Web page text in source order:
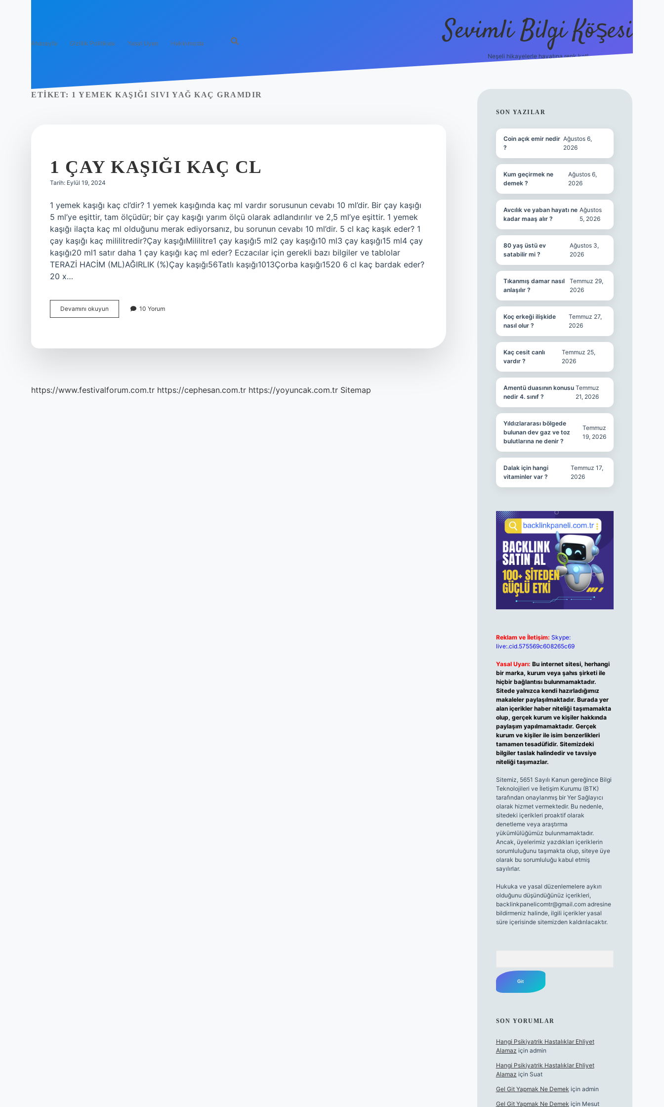
Anasayfa Gizlilik Politikası Yasal Uyarı Hakkımızda Sevimli Bilgi Köşesi
Neşeli hikayelerle hayatına renk kat!
ETIKET: 1 YEMEK KAŞIĞI SIVI YAĞ KAÇ GRAMDIR
1 ÇAY KAŞIĞI KAÇ CL
Tarih: Eylül 19, 2024
1 yemek kaşığı kaç cl’dir? 1 yemek kaşığında kaç ml vardır sorusunun cevabı 10 ml’dir. Bir çay kaşığı
5 ml’ye eşittir, tam ölçüdür; bir çay kaşığı yarım ölçü olarak adlandırılır ve 2,5 ml’ye eşittir. 1 yemek
kaşığı ilaçta kaç ml olduğunu merak ediyorsanız, bu sorunun cevabı 10 ml’dir. 5 cl kaç kaşık eder? 1
çay kaşığı kaç mililitredir?Çay kaşığıMililitre1 çay kaşığı5 ml2 çay kaşığı10 ml3 çay kaşığı15 ml4 çay
kaşığı20 ml1 satır daha 1 çay kaşığı kaç ml eder? Eczacılar için gerekli bazı bilgiler ve tablolar
TERAZİ HACİM (ML)AĞIRLIK (%)Çay kaşığı56Tatlı kaşığı1013Çorba kaşığı1520 6 cl kaç bardak eder?
20 x…
Devamını okuyun
Çay
10 Yorum
https://www.festivalforum.com.tr https://cephesan.com.tr https://yoyuncak.com.tr Sitemap
SIDEBAR
SON YAZILAR
Coin açık emir nedir
?
Ağustos 6,
2026
Kum geçirmek ne
demek ?
Ağustos 6,
2026
Avcılık ve yaban hayatı ne
kadar maaş alır ?
Ağustos
5, 2026
80 yaş üstü ev
satabilir mi ?
Ağustos 3,
2026
Tıkanmış damar nasıl
anlaşılır ?
Temmuz 29,
2026
Koç erkeği ilişkide
nasıl olur ?
Temmuz 27,
2026
Kaç cesit canlı
vardır ?
Temmuz 25,
2026
Amentü duasının konusu
nedir 4. sınıf ?
Temmuz
21, 2026
Yıldızlararası bölgede
bulunan dev gaz ve toz
bulutlarına ne denir ?
Temmuz
19, 2026
Dalak için hangi
vitaminler var ?
Temmuz 17,
2026
Reklam ve İletişim: Skype:
live:.cid.575569c608265c69
Yasal Uyarı: Bu internet sitesi, herhangi
bir marka, kurum veya şahıs şirketi ile
hiçbir bağlantısı bulunmamaktadır.
Sitede yalnızca kendi hazırladığımız
makaleler paylaşılmaktadır. Burada yer
alan içerikler haber niteliği taşımamakta
olup, gerçek kurum ve kişiler hakkında
paylaşım yapılmamaktadır. Gerçek
kurum ve kişiler ile isim benzerlikleri
tamamen tesadüfidir. Sitemizdeki
bilgiler taslak halindedir ve tavsiye
niteliği taşımazlar.
Sitemiz, 5651 Sayılı Kanun gereğince Bilgi
Teknolojileri ve İletişim Kurumu (BTK)
tarafından onaylanmış bir Yer Sağlayıcı
olarak hizmet vermektedir. Bu nedenle,
sitedeki içerikleri proaktif olarak
denetleme veya araştırma
yükümlülüğümüz bulunmamaktadır.
Ancak, üyelerimiz yazdıkları içeriklerin
sorumluluğunu taşımakta olup, siteye üye
olarak bu sorumluluğu kabul etmiş
sayılırlar.
Hukuka ve yasal düzenlemelere aykırı
olduğunu düşündüğünüz içerikleri,
backlinkpanelicomtr@gmail.comadresine
bildirmeniz halinde, ilgili içerikler yasal
süre içerisinde sitemizden kaldırılacaktır.
SON YORUMLAR
Hangi Psikiyatrik Hastalıklar Ehliyet
Alamaz için admin
Hangi Psikiyatrik Hastalıklar Ehliyet
Alamaz için Suat
Gel Git Yapmak Ne Demek için admin
Gel Git Yapmak Ne Demek için Mesut
hiltonbet güncel giriş